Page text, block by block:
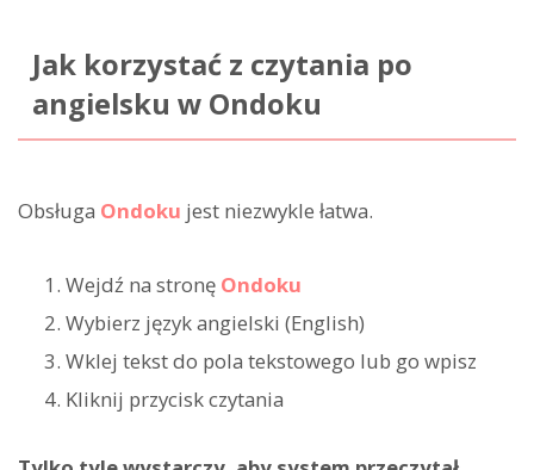
Jak korzystać z czytania po
angielsku w Ondoku
Obsługa Ondoku jest niezwykle łatwa.
Wejdź na stronę Ondoku
Wybierz język angielski (English)
Wklej tekst do pola tekstowego lub go wpisz
Kliknij przycisk czytania